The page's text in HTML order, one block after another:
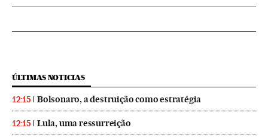
ÚLTIMAS NOTICIAS
12:15 Bolsonaro, a destruição como estratégia
12:15 Lula, uma ressurreição